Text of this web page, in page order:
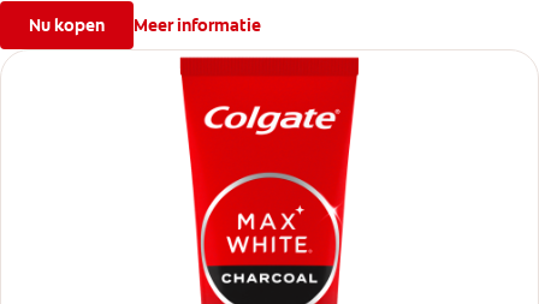
Nu kopen Meer informatie